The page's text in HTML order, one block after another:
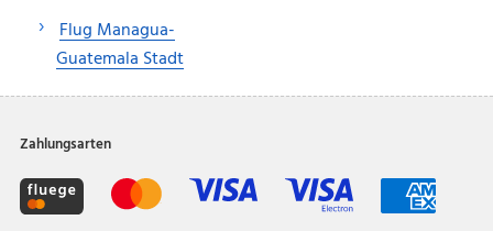
Flug Managua-
Guatemala Stadt